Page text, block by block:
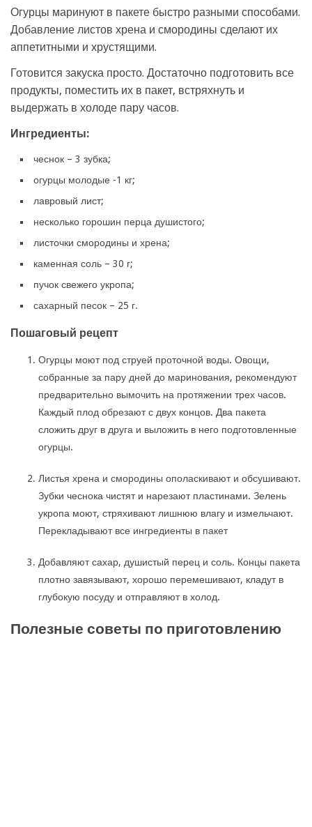
Огурцы маринуют в пакете быстро разными способами.
Добавление листов хрена и смородины сделают их
аппетитными и хрустящими.
Готовится закуска просто. Достаточно подготовить все
продукты, поместить их в пакет, встряхнуть и
выдержать в холоде пару часов.
Ингредиенты:
чеснок – 3 зубка;
огурцы молодые -1 кг;
лавровый лист;
несколько горошин перца душистого;
листочки смородины и хрена;
каменная соль – 30 г;
пучок свежего укропа;
сахарный песок – 25 г.
Пошаговый рецепт
Огурцы моют под струей проточной воды. Овощи,
собранные за пару дней до маринования, рекомендуют
предварительно вымочить на протяжении трех часов.
Каждый плод обрезают с двух концов. Два пакета
сложить друг в друга и выложить в него подготовленные
огурцы.
Листья хрена и смородины ополаскивают и обсушивают.
Зубки чеснока чистят и нарезают пластинами. Зелень
укропа моют, стряхивают лишнюю влагу и измельчают.
Перекладывают все ингредиенты в пакет
Добавляют сахар, душистый перец и соль. Концы пакета
плотно завязывают, хорошо перемешивают, кладут в
глубокую посуду и отправляют в холод.
Полезные советы по приготовлению